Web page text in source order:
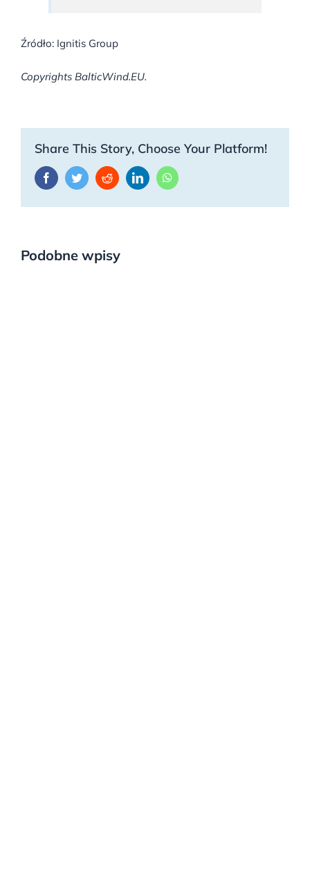
Źródło: Ignitis Group
Copyrights BalticWind.EU.
Share This Story, Choose Your Platform!
FacebookTwitterRedditLinkedInWhatsApp
Podobne wpisy